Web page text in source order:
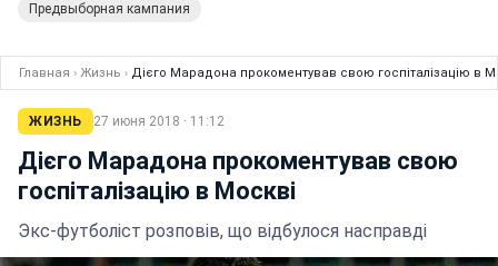
Предвыборная кампания
Главная › Жизнь › Дієго Марадона прокоментував свою госпіталізацію в
ЖИЗНЬ 27 июня 2018 · 11:12
Дієго Марадона прокоментував свою
госпіталізацію в Москві
Экс-футболіст розповів, що відбулося насправді